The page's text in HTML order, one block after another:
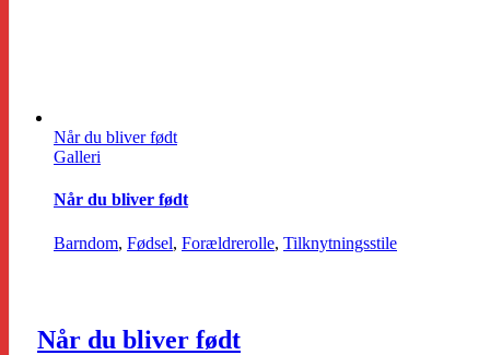
Når du bliver født
Galleri
Når du bliver født
Barndom, Fødsel, Forældrerolle, Tilknytningsstile
Når du bliver født